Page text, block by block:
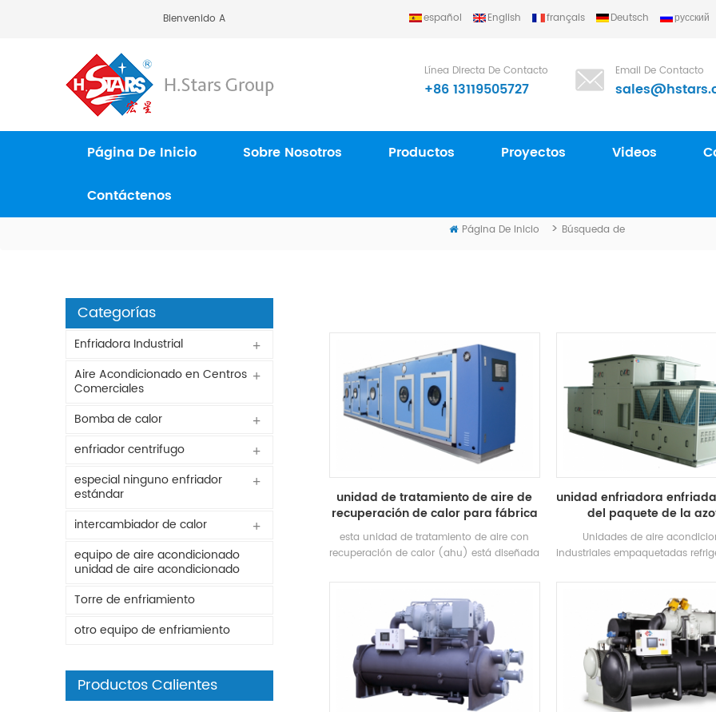
Bienvenido A H.Stars (Guangzhou) Refrigerating Equipment Group Ltd..
español English français Deutsch русский
Línea Directa De Contacto
+86 13119505727
Email De Contacto
Página De Inicio Sobre Nosotros Productos Proyectos Videos
Contáctenos
Página De Inicio > Búsqueda de
unidad de tratamiento de aire de
recuperación de calor para fábrica
y hospital
esta unidad de tratamiento de aire con
recuperación de calor (ahu) está diseñada
funciones de enfriamiento, calefacción,
humidificación, deshumidificación y
purificación de aire.
unidad enfriadora
del paquete de la
Unidades de aire
industriales empaquetadas
textilesh.stars ofrece
industria farmacéutica, la
electrónica, la industria del
industria de impresión y
comerciales, tratamiento de
protección del medio ambiente,
aire interior, ventilación
Categorías
Enfriadora Industrial
Aire Acondicionado en Centros
Comerciales
Bomba de calor
enfriador centrifugo
especial ninguno enfriador
estándar
intercambiador de calor
equipo de aire acondicionado
unidad de aire acondicionado
Torre de enfriamiento
otro equipo de enfriamiento
Productos Calientes